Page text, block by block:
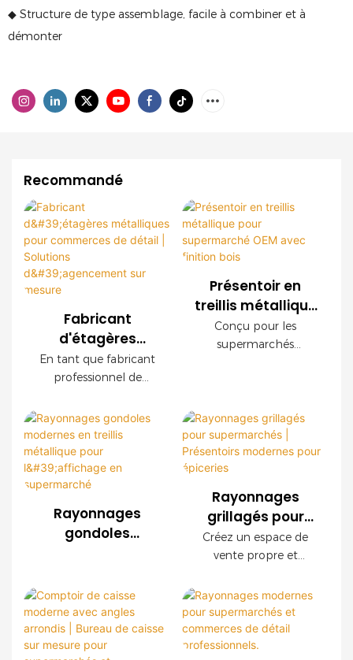
◆ Structure de type assemblage, facile à combiner et à
démonter
Recommandé
Fabricant
d'étagères
métalliques pour
commerces de
d'agencement
sur mesure
En tant que fabricant
professionnel de
commerce de détail,
nous proposons des
systèmes de
rayonnages en treillis
métallique sur mesure
supermarchés, les
chaînes de magasins,
distribution du monde
entier. Nous offrons
des services OEM et
ODM ainsi qu'un
Présentoir en
treillis métallique
pour
supermarché
Conçu pour les
supermarchés
durabilité
exceptionnelle, une
installation facile et
des configurations
personnalisables. Ses
panneaux décoratifs
imitation bois créent
une ambiance haut de
gamme tout en
robustesse à toute
épreuve.
Rayonnages
gondoles
pour l'affichage
en supermarché
Rayonnages
grillagés pour
supermarchés |
Présentoirs
épiceries
Créez un espace de
vente propre et
étagères grillagées
modernes. Doté d'une
structure en acier
robuste, d'une finition